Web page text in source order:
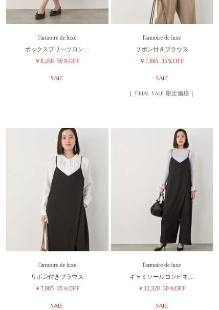
l'armoire de luxe
ボックスプリーツロン…
￥8,250 50％OFF
SALE
l'armoire de luxe
リボン付きブラウス
￥7,865 35％OFF
SALE
| FINAL SALE 限定価格 |
l'armoire de luxe
リボン付きブラウス
￥7,865 35％OFF
SALE
l'armoire de luxe
キャミソールコンビネ…
￥12,320 30％OFF
SALE